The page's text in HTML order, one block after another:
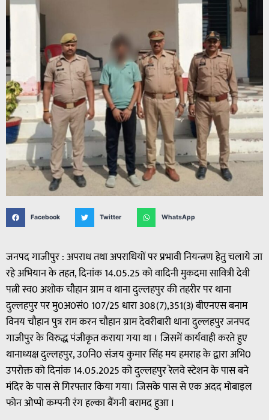
Facebook Twitter WhatsApp
जनपद गाजीपुर : अपराध तथा अपराधियों पर प्रभावी नियन्त्रण हेतु चलाये जा
रहे अभियान के तहत, दिनांक 14.05.25 को वादिनी मुकदमा सावित्री देवी
पत्नी स्व0 अशोक चौहान ग्राम व थाना दुल्लहपुर की तहरीर पर थाना
दुल्लहपुर पर मु0अ0सं0 107/25 धारा 308(7),351(3) बीएनएस बनाम
विनय चौहान पुत्र राम करन चौहान ग्राम देवरीबारी थाना दुल्लहपुर जनपद
गाजीपुर के विरुद्ध पंजीकृत कराया गया था । जिसमें कार्यवाही करते हुए
थानाध्यक्ष दुल्लहपुर, उ0नि0 संजय कुमार सिंह मय हमराह के द्वारा अभि0
उपरोक्त को दिनांक 14.05.2025 को दुल्लहपुर रेलवे स्टेशन के पास बने
मंदिर के पास से गिरफ्तार किया गया। जिसके पास से एक अदद मोबाइल
फोन ओप्पो कम्पनी रंग हल्का बैंगनी बरामद हुआ ।